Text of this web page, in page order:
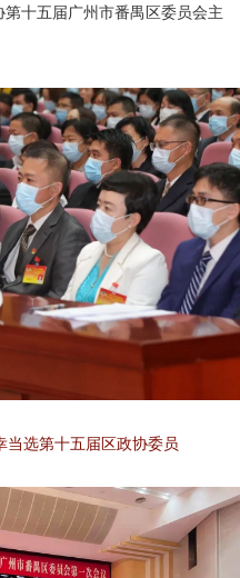
十五届广州市番禺区委员会主
当选第十五届区政协委员